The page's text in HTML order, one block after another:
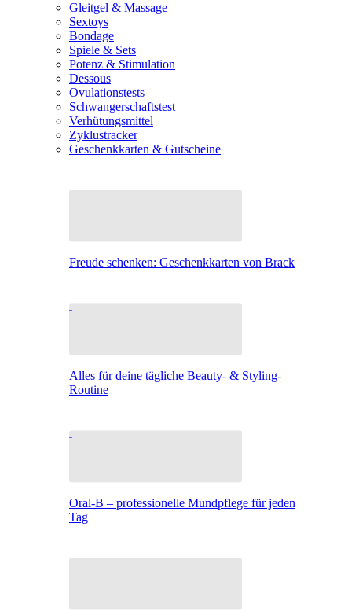
Gleitgel & Massage
Sextoys
Bondage
Spiele & Sets
Potenz & Stimulation
Dessous
Ovulationstests
Schwangerschaftstest
Verhütungsmittel
Zyklustracker
Geschenkkarten & Gutscheine
Freude schenken: Geschenkkarten von Brack
Alles für deine tägliche Beauty- & Styling-
Routine
Oral-B – professionelle Mundpflege für jeden
Tag